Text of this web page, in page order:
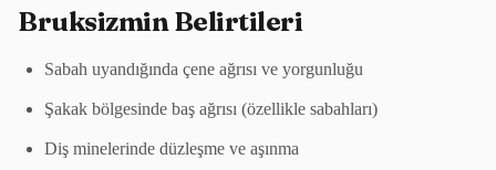
Bruksizmin Belirtileri
Sabah uyandığında çene ağrısı ve yorgunluğu
Şakak bölgesinde baş ağrısı (özellikle sabahları)
Diş minelerinde düzleşme ve aşınma